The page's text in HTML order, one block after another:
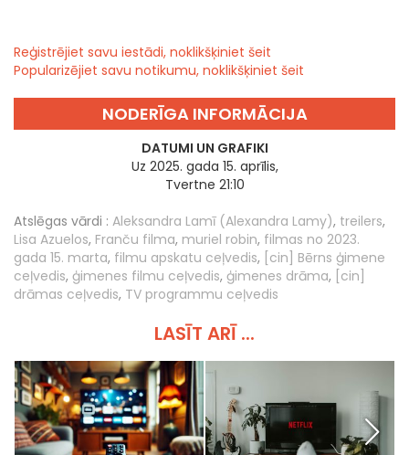
Reģistrējiet savu iestādi, noklikšķiniet šeit
Popularizējiet savu notikumu, noklikšķiniet šeit
NODERĪGA INFORMĀCIJA
DATUMI UN GRAFIKI
Uz 2025. gada 15. aprīlis,
Tvertne 21:10
Atslēgas vārdi : Aleksandra Lamī (Alexandra Lamy), treilers,
Lisa Azuelos, Franču filma, muriel robin, filmas no 2023.
gada 15. marta, filmu apskatu ceļvedis, [cin] Bērns ģimene
ceļvedis, ģimenes filmu ceļvedis, ģimenes drāma, [cin]
drāmas ceļvedis, TV programmu ceļvedis
LASĪT ARĪ ...